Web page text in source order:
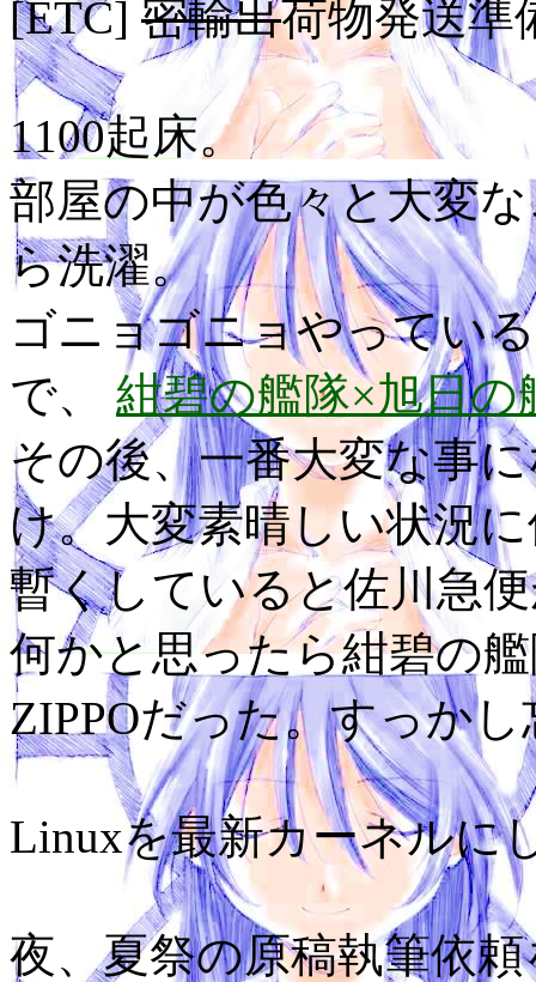
[ETC] 密輸出荷物発送準
1100起床。
部屋の中が色々と大変
ら洗濯。
ゴニョゴニョやってい
で、 紺碧の艦隊×旭日の
その後、一番大変な事
け。大変素晴しい状況
暫くしていると佐川急
何かと思ったら紺碧の
ZIPPOだった。すっか
Linuxを最新カーネルに
夜、夏祭の原稿執筆依